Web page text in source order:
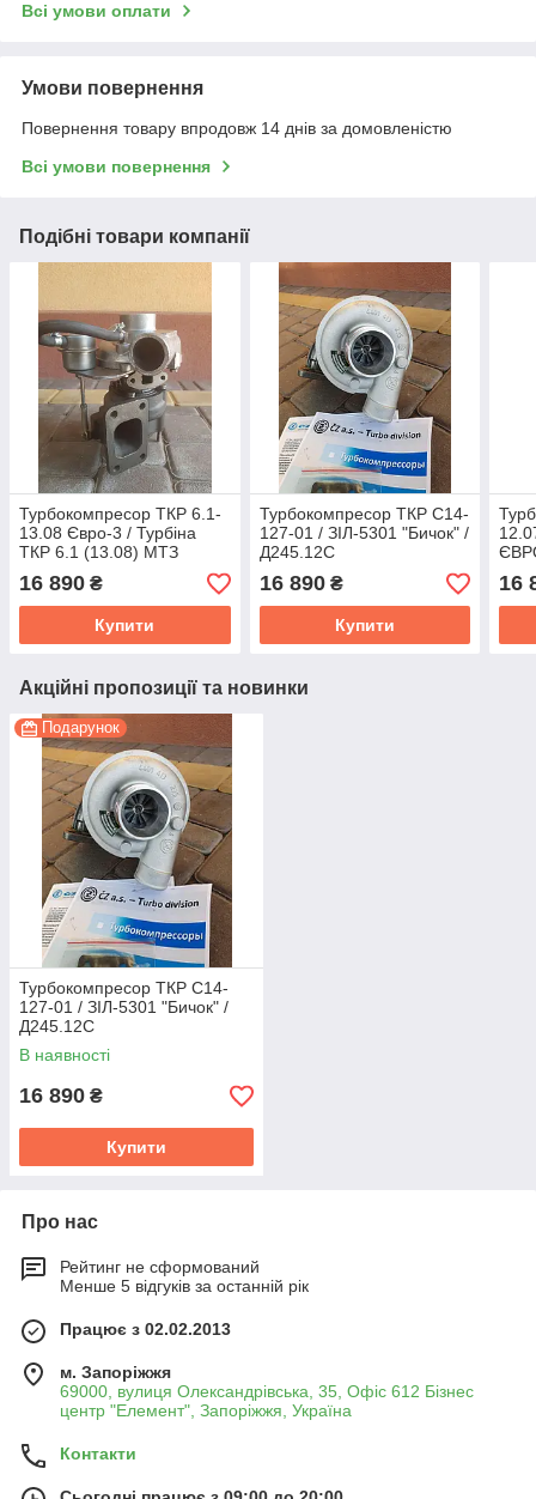
Всі умови оплати
Умови повернення
Повернення товару впродовж 14 днів за домовленістю
Всі умови повернення
Подібні товари компанії
Турбокомпресор ТКР 6.1-
13.08 Євро-3 / Турбіна
ТКР 6.1 (13.08) МТЗ
Д-245.2S2
16 890 ₴
Купити
Турбокомпресор ТКР С14-
127-01 / ЗІЛ-5301 "Бичок" /
Д245.12С
16 890₴
Купити
16
Акційні пропозиції та новинки
Подарунок
Турбокомпресор ТКР С14-
127-01 / ЗІЛ-5301 "Бичок" /
Д245.12С
В наявності
16 890 ₴
Купити
Про нас
Рейтинг не сформований
Менше 5 відгуків за останній рік
Працює з 02.02.2013
м. Запоріжжя
69000, вулиця Олександрівська, 35, Офіс 612 Бізнес
центр "Елемент", Запоріжжя, Україна
Контакти